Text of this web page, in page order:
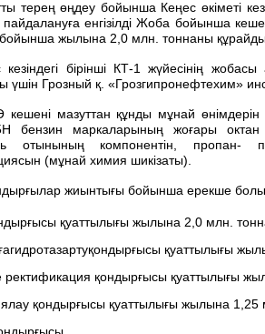
терең өңдеу бойынша Кеңес өкіметі
енгізілді Жоба бойынша
жылына 2,0 млн. тоннаны
кезіндегі бірінші КТ-1 жүйесінің
үшін Грозный қ. «Грозгипронефтехим»
мазуттан құнды мұнай өнімдерін
бензин маркаларының жоғары октан
отынының компонентін, пропан-
(мұнай химия шикізаты).
жиынтығы бойынша ерекше
қуаттылығы жылына 2,0 млн.
қуаттылығы
ректификация қондырғысы қуаттылығы
қондырғысы қуаттылығы жылына 1,25